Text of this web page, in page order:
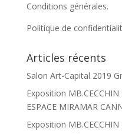
Conditions générales.
Politique de
Articles récents
Salon Art-Capital 2019
Exposition MB.CECCHIN
ESPACE MIRAMAR
Exposition MB.CECCHIN